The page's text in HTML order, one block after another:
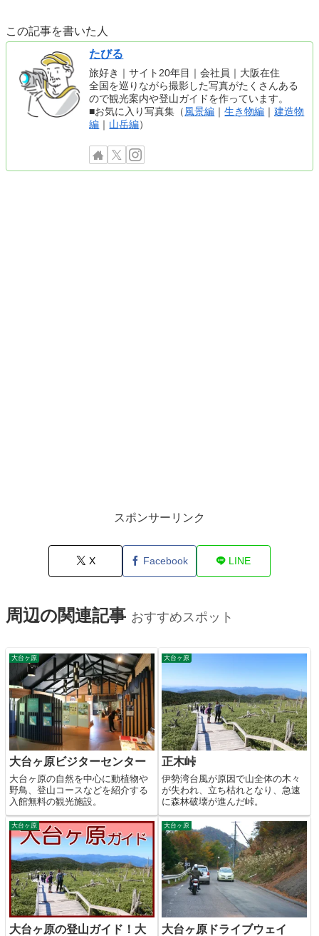
この記事を書いた人
たびる
旅好き｜サイト20年目｜会社員｜大阪在住
全国を巡りながら撮影した写真がたくさんある
ので観光案内や登山ガイドを作っています。
■お気に入り写真集（ 風景編 ｜生き物編 ｜建造物
編 ｜ 山岳編）
スポンサーリンク
X Facebook LINE
周辺の関連記事 おすすめスポット
大台ヶ原
大台ヶ原ビジターセンター
大台ヶ原の自然を中心に動植物や
野鳥、登山コースなどを紹介する
入館無料の観光施設。
大台ヶ原
正木峠
伊勢湾台風が原因で山全体の木々
が失われ、立ち枯れとなり、急速
に森林破壊が進んだ峠。
大台ヶ原
大台ヶ原の登山ガイド！大
大台ヶ原
大台ヶ原ドライブウェイ